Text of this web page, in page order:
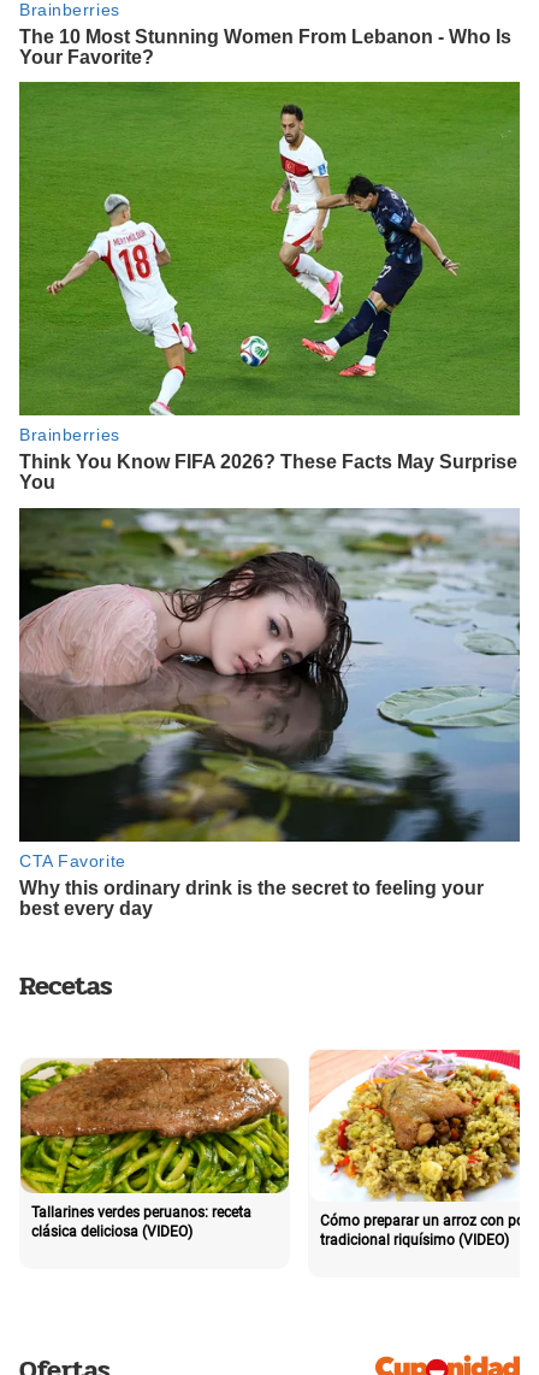
Recetas
Tallarines verdes peruanos: receta
clásica deliciosa (VIDEO)
Cómo preparar un arroz con pollo
tradicional riquísimo (VIDEO)